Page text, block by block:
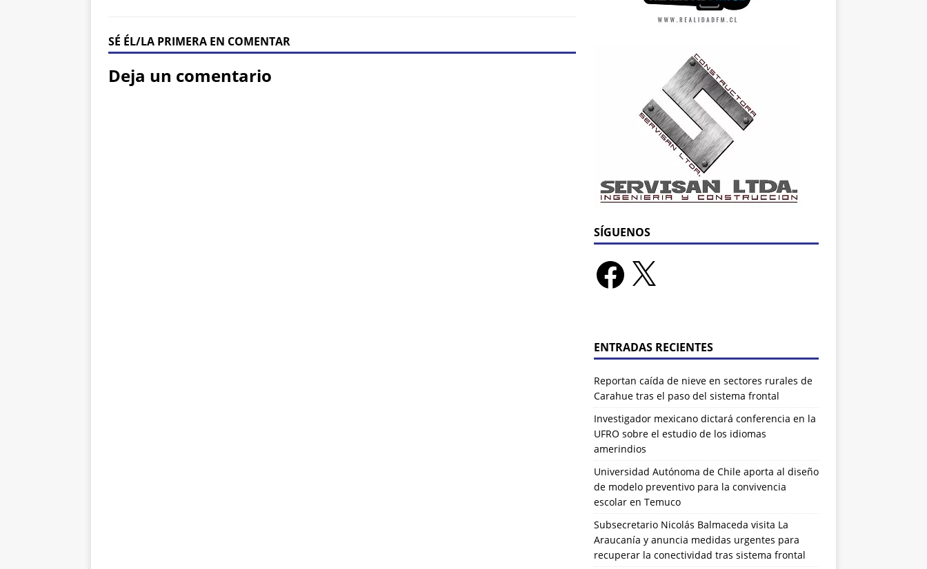
SÉ ÉL/LA PRIMERA EN COMENTAR
Deja un comentario
SÍGUENOS
ENTRADAS RECIENTES
Reportan caída de nieve en sectores rurales de
Carahue tras el paso del sistema frontal
Investigador mexicano dictará conferencia en la
UFRO sobre el estudio de los idiomas
amerindios
Universidad Autónoma de Chile aporta al diseño
de modelo preventivo para la convivencia
escolar en Temuco
Subsecretario Nicolás Balmaceda visita La
Araucanía y anuncia medidas urgentes para
recuperar la conectividad tras sistema frontal